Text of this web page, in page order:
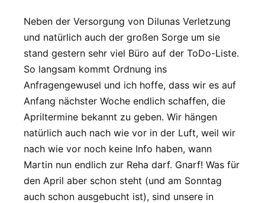
Neben der Versorgung von Dilunas Verletzung
und natürlich auch der großen Sorge um sie
stand gestern sehr viel Büro auf der ToDo-Liste.
So langsam kommt Ordnung ins
Anfragengewusel und ich hoffe, dass wir es auf
Anfang nächster Woche endlich schaffen, die
Apriltermine bekannt zu geben. Wir hängen
natürlich auch nach wie vor in der Luft, weil wir
nach wie vor noch keine Info haben, wann
Martin nun endlich zur Reha darf. Gnarf! Was für
den April aber schon steht (und am Sonntag
auch schon ausgebucht ist), sind unsere in